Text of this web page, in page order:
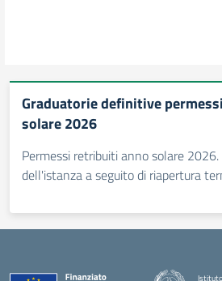
Graduatorie definitive
solare 2026
Permessi retribuiti anno solare
dell'istanza a seguito di riapertura